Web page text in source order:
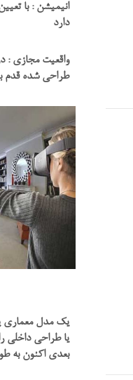
انیمیشن : با
دارد
واقعیت مجازی :
طراحی شده قدم
یک مدل معماری
یا طراحی داخلی
بعدی اکنون به